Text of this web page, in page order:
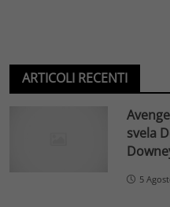
ARTICOLI RECENTI
svela
5